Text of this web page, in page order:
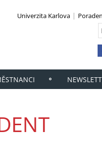
Univerzita Karlova